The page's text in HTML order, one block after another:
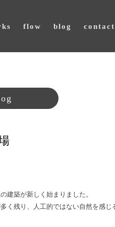
flow blog contact
建築が新しく始まりました。
く残り、人工的ではない自然を感じ